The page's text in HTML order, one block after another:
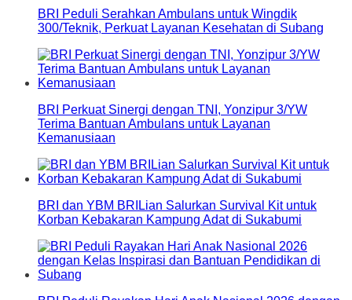
BRI Peduli Serahkan Ambulans untuk Wingdik
300/Teknik, Perkuat Layanan Kesehatan di Subang
BRI Perkuat Sinergi dengan TNI, Yonzipur 3/YW
Terima Bantuan Ambulans untuk Layanan
Kemanusiaan
BRI dan YBM BRILian Salurkan Survival Kit untuk
Korban Kebakaran Kampung Adat di Sukabumi